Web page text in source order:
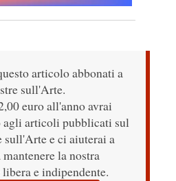
articolo abbonati a
sull'Arte.
euro all'anno avrai
agli articoli pubblicati sul
sull'Arte e ci aiuterai a
mantenere la nostra
e indipendente.